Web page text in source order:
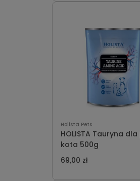
Holista Pets
HOLISTA Tauryna
kota 500g
69,00 zł